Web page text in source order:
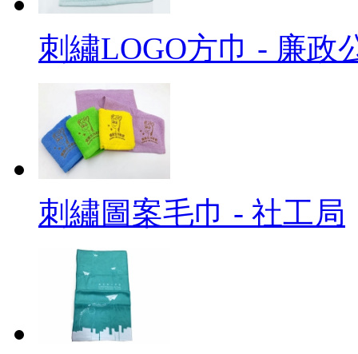
刺繡LOGO方巾 - 廉政
刺繡圖案毛巾 - 社工局